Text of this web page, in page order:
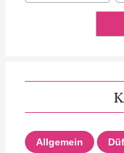
Allgemein